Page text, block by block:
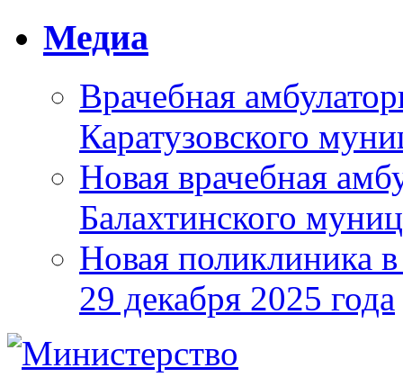
Медиа
Врачебная
Каратузовского
Новая врачебная
Балахтинского
Новая поликлиника
29 декабря 2025 года